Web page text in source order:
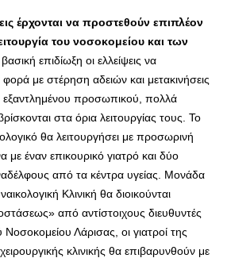
έρχονται να προστεθούν επιπλέον
του νοσοκομείου και των
επιδίωξη οι ελλείψεις να
με στέρηση αδειών και μετακινήσεις
εξαντλημένου προσωπικού, πολλά
στα όρια λειτουργίας τους. Το
θα λειτουργήσει με προσωρινή
με έναν επικουρικό γιατρό και δύο
από τα κέντρα υγείας. Μονάδα
Κλινική θα διοικούνται
από αντίστοιχους διευθυντές
Λάρισας, οι γιατροί της
κλινικής θα επιβαρυνθούν με